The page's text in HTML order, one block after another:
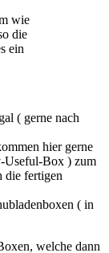
wie
die
ein
( gerne nach
hier gerne
Useful-Box ) zum
die fertigen
( in
welche dann